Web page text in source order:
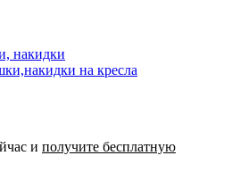
накидки
и получите бесплатную